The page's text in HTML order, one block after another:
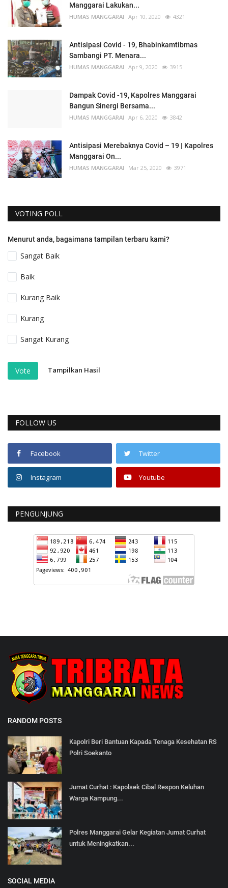
Manggarai Lakukan...
HUMAS MANGGARAI Apr 10, 2020 4321
Antisipasi Covid - 19, Bhabinkamtibmas
Sambangi PT. Menara...
HUMAS MANGGARAI Apr 9, 2020 3915
Dampak Covid -19, Kapolres Manggarai
Bangun Sinergi Bersama...
HUMAS MANGGARAI Apr 6, 2020 3842
Antisipasi Merebaknya Covid – 19 | Kapolres
Manggarai On...
HUMAS MANGGARAI Mar 25, 2020 3971
VOTING POLL
Menurut anda, bagaimana tampilan terbaru kami?
Sangat Baik
Baik
Kurang Baik
Kurang
Sangat Kurang
Vote Tampilkan Hasil
FOLLOW US
Facebook Twitter
Instagram Youtube
PENGUNJUNG
RANDOM POSTS
Kapolri Beri Bantuan Kapada Tenaga Kesehatan RS
Polri Soekanto
Jumat Curhat : Kapolsek Cibal Respon Keluhan
Warga Kampung...
Polres Manggarai Gelar Kegiatan Jumat Curhat
untuk Meningkatkan...
SOCIAL MEDIA